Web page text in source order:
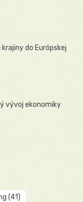
do Európskej
vývoj ekonomiky
(41)